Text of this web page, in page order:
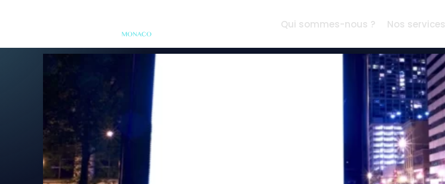
Qui sommes-nous ? Nos services